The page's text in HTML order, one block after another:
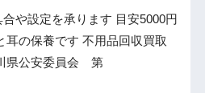
や設定を承ります 目安5000円
耳の保養です 不用品回収買取
県公安委員会 第